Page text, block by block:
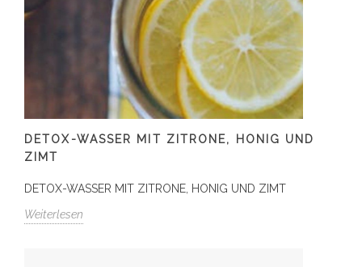
DETOX-WASSER MIT ZITRONE, HONIG UND
ZIMT
DETOX-WASSER MIT ZITRONE, HONIG UND ZIMT
Weiterlesen